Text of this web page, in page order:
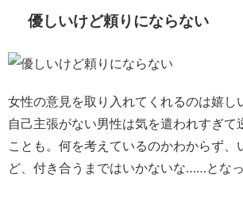
優しいけど頼りにならない
女性の意見を取り入れてくれるのは嬉し
自己主張がない男性は気を遣われすぎて
ことも。何を考えているのかわからず、
ど、付き合うまではいかないな……となっ